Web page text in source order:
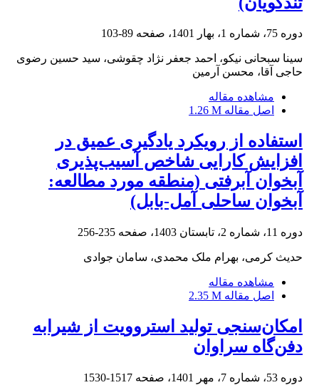
دوره 75، شماره 1، بهار 1401، صفحه 89-103
سینا سبحانی نیکو، احمد جعفر نژاد چقوشی، سید حسین رضوی
حاجی آقا، محسن آرمین
مشاهده مقاله
اصل مقاله 1.26 M
استفاده از رویکرد یادگیری عمیق در
افزایش کارایی شاخص آسیب‌پذیری
آبخوان آبرفتی (منطقه مورد مطالعه:
آبخوان ساحلی آمل-بابل)
دوره 11، شماره 2، تابستان 1403، صفحه 235-256
حدیث کرمی، بهرام ملک محمدی، سامان جوادی
مشاهده مقاله
اصل مقاله 2.35 M
امکان‌سنجی تولید استروویت از شیرابه
دفن‌گاه سراوان
دوره 53، شماره 7، مهر 1401، صفحه 1517-1530